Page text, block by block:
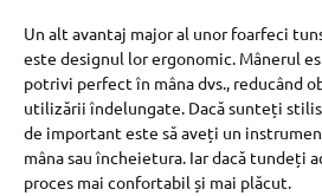
Un alt avantaj major al unor foarfeci
este designul lor ergonomic. Mânerul
potrivi perfect în mâna dvs., reducând
utilizării îndelungate. Dacă sunteți
de important este să aveți un
mâna sau încheietura. Iar dacă tundeți
proces mai confortabil și mai plăcut.